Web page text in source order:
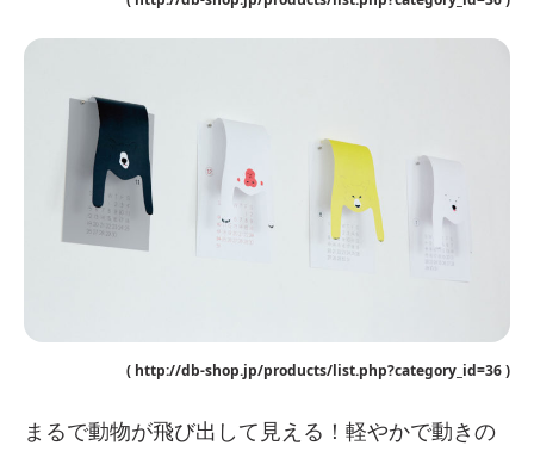
( http://db-shop.jp/products/list.php?category_id=36 )
まるで動物が飛び出して見える！軽やかで動きの